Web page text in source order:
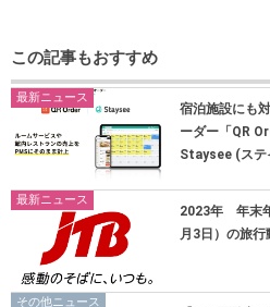
この記事もおすすめ
最新ニュース
宿泊施設にも
ーダー「QR
Staysee (ステ
最新ニュース
2023年 年末
月3日）の旅行
その他ニュース